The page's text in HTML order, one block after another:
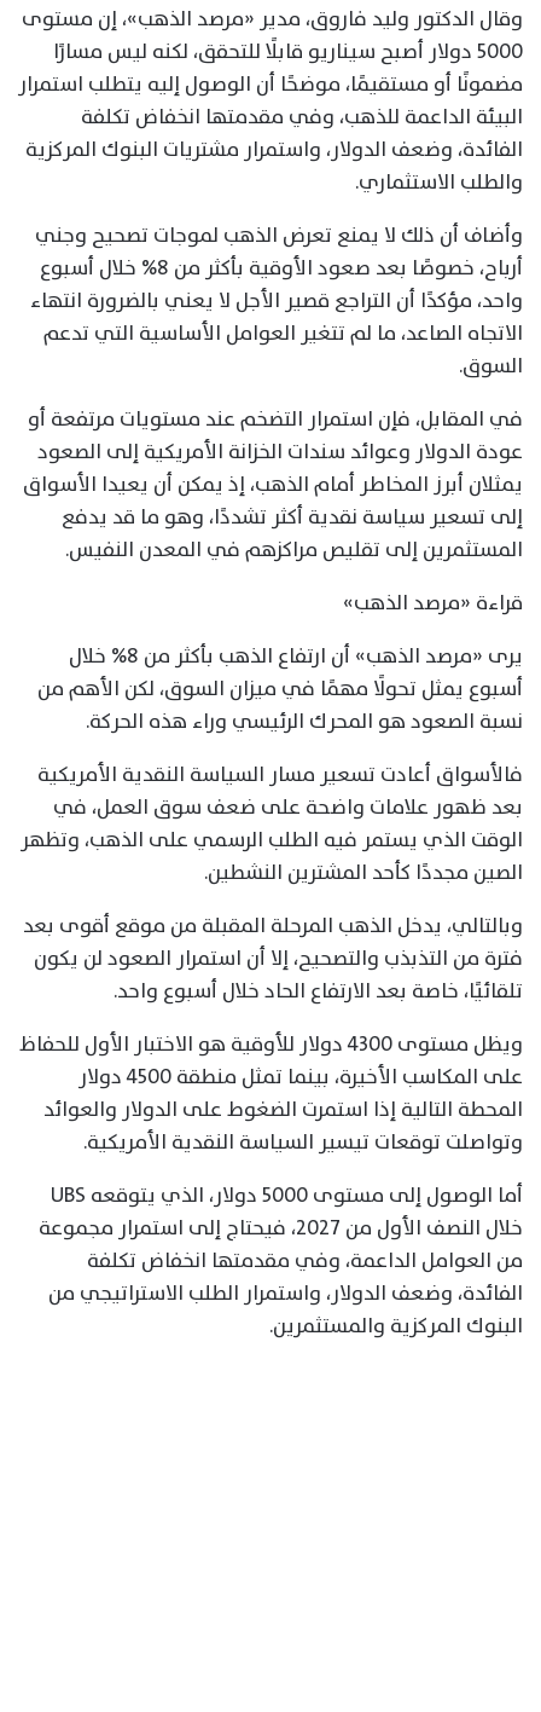
وقال الدكتور وليد فاروق، مدير «مرصد الذهب»، إن مستوى
5000 دولار أصبح سيناريو قابلًا للتحقق، لكنه ليس مسارًا
مضمونًا أو مستقيمًا، موضحًا أن الوصول إليه يتطلب استمرار
البيئة الداعمة للذهب، وفي مقدمتها انخفاض تكلفة
الفائدة، وضعف الدولار، واستمرار مشتريات البنوك المركزية
والطلب الاستثماري.
وأضاف أن ذلك لا يمنع تعرض الذهب لموجات تصحيح وجني
أرباح، خصوصًا بعد صعود الأوقية بأكثر من 8% خلال أسبوع
واحد، مؤكدًا أن التراجع قصير الأجل لا يعني بالضرورة انتهاء
الاتجاه الصاعد، ما لم تتغير العوامل الأساسية التي تدعم
السوق.
في المقابل، فإن استمرار التضخم عند مستويات مرتفعة أو
عودة الدولار وعوائد سندات الخزانة الأمريكية إلى الصعود
يمثلان أبرز المخاطر أمام الذهب، إذ يمكن أن يعيدا الأسواق
إلى تسعير سياسة نقدية أكثر تشددًا، وهو ما قد يدفع
المستثمرين إلى تقليص مراكزهم في المعدن النفيس.
قراءة «مرصد الذهب»
يرى «مرصد الذهب» أن ارتفاع الذهب بأكثر من 8% خلال
أسبوع يمثل تحولًا مهمًا في ميزان السوق، لكن الأهم من
نسبة الصعود هو المحرك الرئيسي وراء هذه الحركة.
فالأسواق أعادت تسعير مسار السياسة النقدية الأمريكية
بعد ظهور علامات واضحة على ضعف سوق العمل، في
الوقت الذي يستمر فيه الطلب الرسمي على الذهب، وتظهر
الصين مجددًا كأحد المشترين النشطين.
وبالتالي، يدخل الذهب المرحلة المقبلة من موقع أقوى بعد
فترة من التذبذب والتصحيح، إلا أن استمرار الصعود لن يكون
تلقائيًا، خاصة بعد الارتفاع الحاد خلال أسبوع واحد.
ويظل مستوى 4300 دولار للأوقية هو الاختبار الأول للحفاظ
على المكاسب الأخيرة، بينما تمثل منطقة 4500 دولار
المحطة التالية إذا استمرت الضغوط على الدولار والعوائد
وتواصلت توقعات تيسير السياسة النقدية الأمريكية.
أما الوصول إلى مستوى 5000 دولار، الذي يتوقعه UBS
خلال النصف الأول من 2027، فيحتاج إلى استمرار مجموعة
من العوامل الداعمة، وفي مقدمتها انخفاض تكلفة
الفائدة، وضعف الدولار، واستمرار الطلب الاستراتيجي من
البنوك المركزية والمستثمرين.